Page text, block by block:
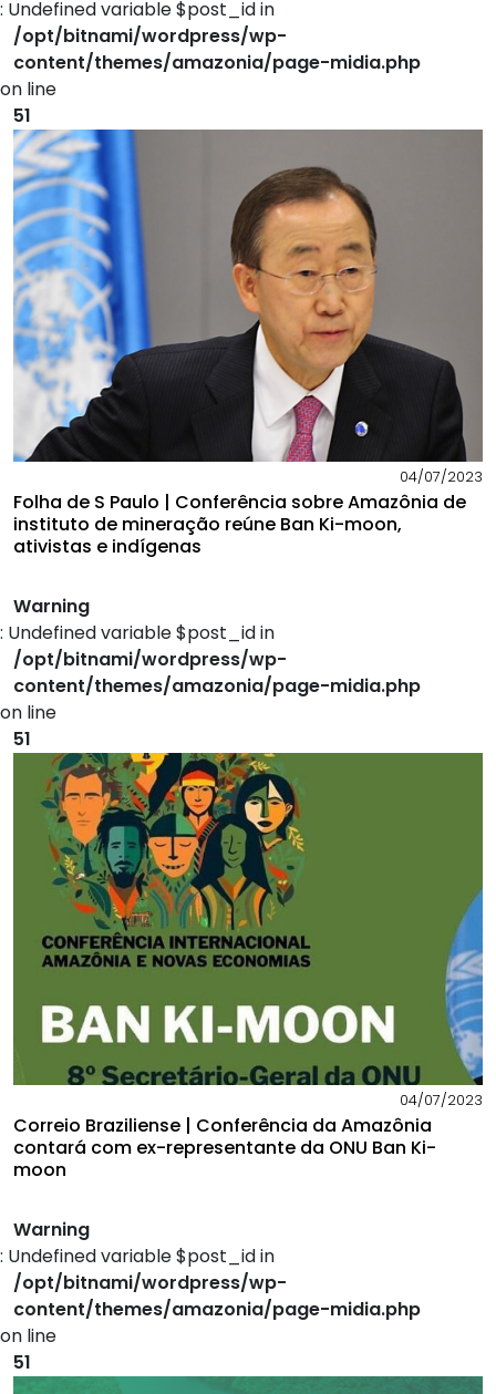
: Undefined variable $post_id in
/opt/bitnami/wordpress/wp-
content/themes/amazonia/page-midia.php
on line
51
04/07/2023
Folha de S Paulo | Conferência sobre Amazônia de
instituto de mineração reúne Ban Ki-moon,
ativistas e indígenas
Warning
: Undefined variable $post_id in
/opt/bitnami/wordpress/wp-
content/themes/amazonia/page-midia.php
on line
51
04/07/2023
Correio Braziliense | Conferência da Amazônia
contará com ex-representante da ONU Ban Ki-
moon
Warning
: Undefined variable $post_id in
/opt/bitnami/wordpress/wp-
content/themes/amazonia/page-midia.php
on line
51